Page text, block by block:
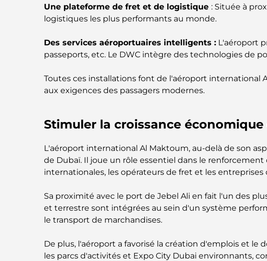
Une plateforme de fret et de logistique : Située à
logistiques les plus performants au monde.
Des services aéroportuaires intelligents : L'aéroport
passeports, etc. Le DWC intègre des technologies de
Toutes ces installations font de l'aéroport international
aux exigences des passagers modernes.
Stimuler la croissance
L'aéroport international Al Maktoum, au-delà de son
de Dubaï. Il joue un rôle essentiel dans le
internationales, les opérateurs de fret et les
Sa proximité avec le port de Jebel Ali en fait l'un des
et terrestre sont intégrées au sein d'un système
le transport de marchandises.
De plus, l'aéroport a favorisé la création d'emplois et
les parcs d'activités et Expo City Dubai environnants,